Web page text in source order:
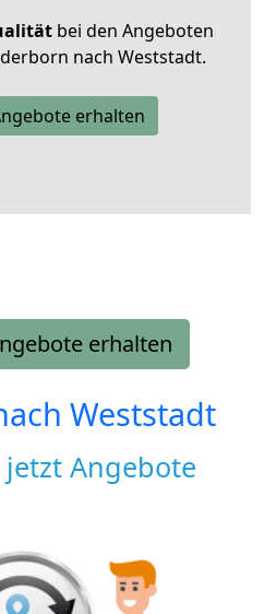
bei den Angeboten
nach Weststadt.
erhalten
erhalten
Weststadt
jetzt Angebote